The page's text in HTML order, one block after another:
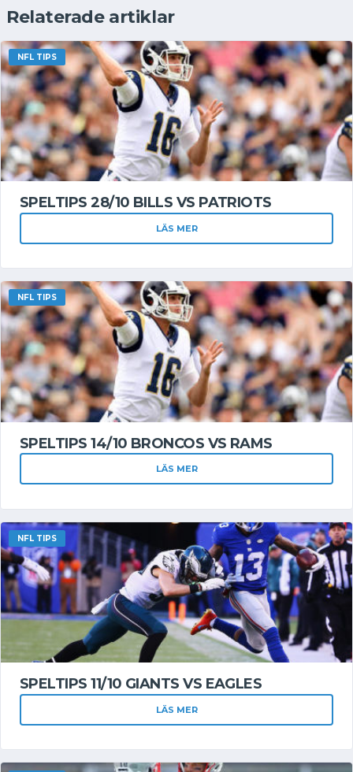
Relaterade artiklar
NFL TIPS
SPELTIPS 28/10 BILLS VS PATRIOTS
LÄS MER
NFL TIPS
SPELTIPS 14/10 BRONCOS VS RAMS
LÄS MER
NFL TIPS
SPELTIPS 11/10 GIANTS VS EAGLES
LÄS MER